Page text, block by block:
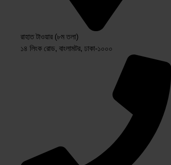
রাহাত টাওয়ার (৮ম তলা)
১৪ লিংক রোড, বাংলামটর, ঢাকা-১০০০